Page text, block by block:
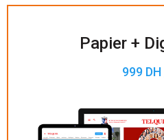
Papier +
999